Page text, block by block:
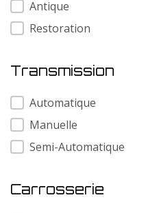
Antique
Restoration
Transmission
Transmission
Automatique
Manuelle
Semi-Automatique
Carrosserie